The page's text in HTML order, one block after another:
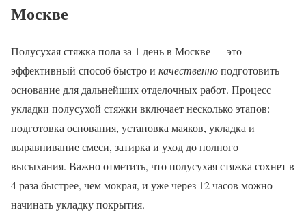
Москве
Полусухая стяжка пола за 1 день в Москве — это
эффективный способ быстро и качественноподготовить
основание для дальнейших отделочных работ. Процесс
укладки полусухой стяжки включает несколько этапов:
подготовка основания, установка маяков, укладка и
выравнивание смеси, затирка и уход до полного
высыхания. Важно отметить, что полусухая стяжка сохнет в
4 раза быстрее, чем мокрая, и уже через 12 часов можно
начинать укладку покрытия.